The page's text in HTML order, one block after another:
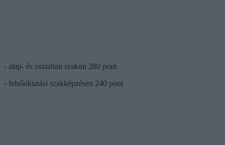
- alap- és osztatlan szakon 280 pont
- felsőoktatási szakképzésen 240 pont